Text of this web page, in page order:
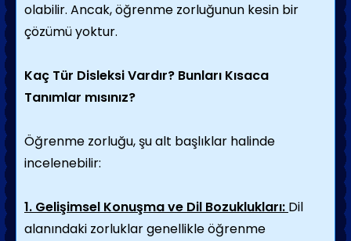
olabilir. Ancak, öğrenme zorluğunun kesin bir
çözümü yoktur.
Kaç Tür Disleksi Vardır? Bunları Kısaca
Tanımlar mısınız?
Öğrenme zorluğu, şu alt başlıklar halinde
incelenebilir:
1. Gelişimsel Konuşma ve Dil Bozuklukları: Dil
alanındaki zorluklar genellikle öğrenme